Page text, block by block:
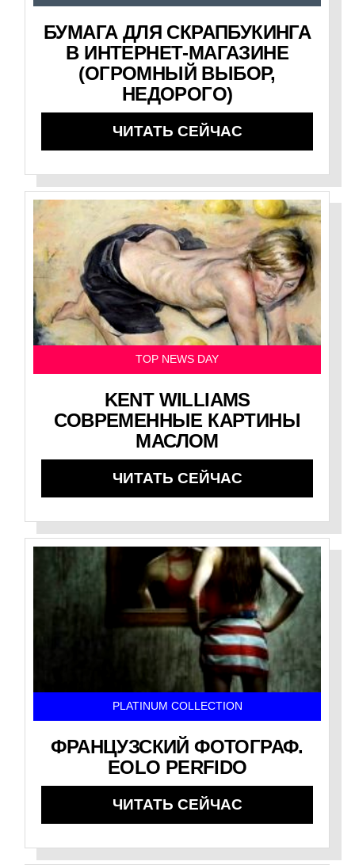
БУМАГА ДЛЯ СКРАПБУКИНГА
В ИНТЕРНЕТ-МАГАЗИНЕ
(ОГРОМНЫЙ ВЫБОР,
НЕДОРОГО)
ЧИТАТЬ СЕЙЧАС
TOP NEWS DAY
KENT WILLIAMS
СОВРЕМЕННЫЕ КАРТИНЫ
МАСЛОМ
ЧИТАТЬ СЕЙЧАС
PLATINUM COLLECTION
ФРАНЦУЗСКИЙ ФОТОГРАФ.
EOLO PERFIDO
ЧИТАТЬ СЕЙЧАС